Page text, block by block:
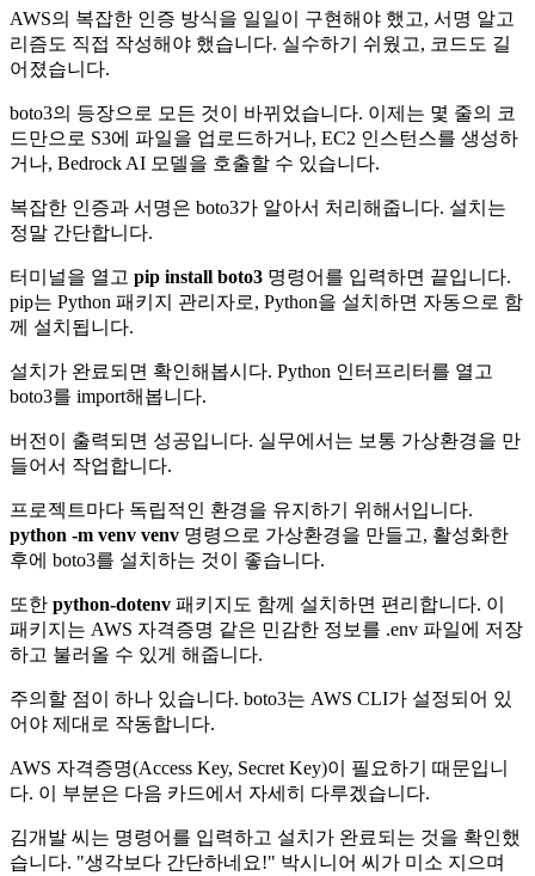
AWS의 복잡한 인증 방식을 일일이 구현해야 했고, 서명 알고
리즘도 직접 작성해야 했습니다. 실수하기 쉬웠고, 코드도 길
어졌습니다.
boto3의 등장으로 모든 것이 바뀌었습니다. 이제는 몇 줄의 코
드만으로 S3에 파일을 업로드하거나, EC2 인스턴스를 생성하
거나, Bedrock AI 모델을 호출할 수 있습니다.
복잡한 인증과 서명은 boto3가 알아서 처리해줍니다. 설치는
정말 간단합니다.
터미널을 열고 pip install boto3 명령어를 입력하면 끝입니다.
pip는 Python 패키지 관리자로, Python을 설치하면 자동으로 함
께 설치됩니다.
설치가 완료되면 확인해봅시다. Python 인터프리터를 열고
boto3를 import해봅니다.
버전이 출력되면 성공입니다. 실무에서는 보통 가상환경을 만
들어서 작업합니다.
프로젝트마다 독립적인 환경을 유지하기 위해서입니다.
python -m venv venv 명령으로 가상환경을 만들고, 활성화한
후에 boto3를 설치하는 것이 좋습니다.
또한 python-dotenv 패키지도 함께 설치하면 편리합니다. 이
패키지는 AWS 자격증명 같은 민감한 정보를 .env 파일에 저장
하고 불러올 수 있게 해줍니다.
주의할 점이 하나 있습니다. boto3는 AWS CLI가 설정되어 있
어야 제대로 작동합니다.
AWS 자격증명(Access Key, Secret Key)이 필요하기 때문입니
다. 이 부분은 다음 카드에서 자세히 다루겠습니다.
김개발 씨는 명령어를 입력하고 설치가 완료되는 것을 확인했
습니다. "생각보다 간단하네요!" 박시니어 씨가 미소 지으며